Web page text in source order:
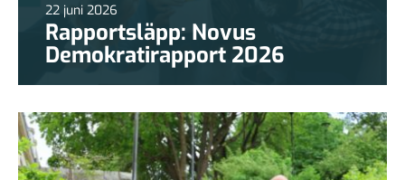
22 juni 2026
Rapportsläpp: Novus
Demokratirapport 2026